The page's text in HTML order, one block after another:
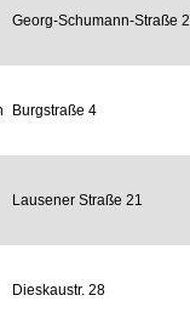
Georg-Schumann-Straße 2
Burgstraße 4
Lausener Straße 21
Dieskaustr. 28